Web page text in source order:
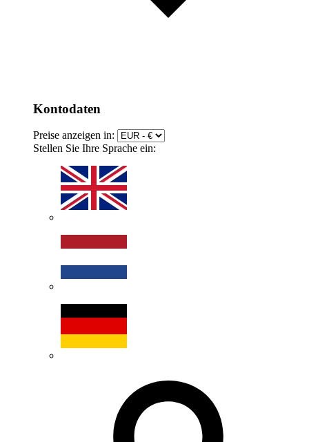
Kontodaten
Preise anzeigen in:
Stellen Sie Ihre Sprache ein: